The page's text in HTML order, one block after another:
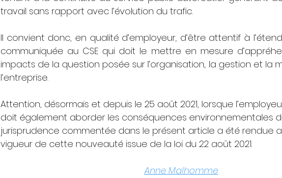
travail sans rapport avec l’évolution du trafic.
Il convient donc, en qualité d’employeur, d’être attentif à
communiquée au CSE qui doit le mettre en mesure
impacts de la question posée sur l’organisation, la gestion et la
l’entreprise.
Attention, désormais et depuis le 25 août 2021, lorsque
doit également aborder les conséquences environnementales
jurisprudence commentée dans le présent article a été rendue
vigueur de cette nouveauté issue de la loi du 22 août 2021.
Anne Malhomme